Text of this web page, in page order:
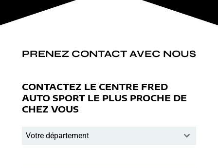
PRENEZ CONTACT AVEC NOUS
CONTACTEZ LE CENTRE FRED
AUTO SPORT LE PLUS PROCHE DE
CHEZ VOUS
Votre département